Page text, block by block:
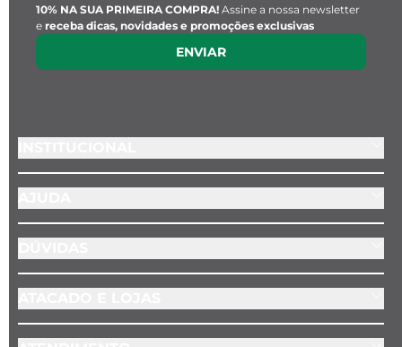
10% NA SUA PRIMEIRA COMPRA! Assine a nossa newsletter
e receba dicas, novidades e promoções exclusivas
ENVIAR